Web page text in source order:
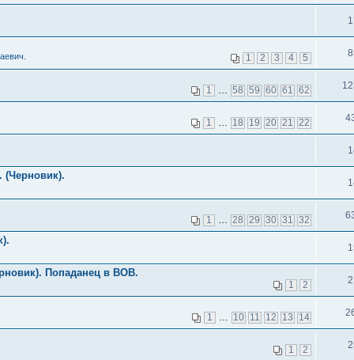
1 2 3 4 5
1 … 58 59 60 61 62
1 … 18 19 20 21 22
(Черновик).
1 … 28 29 30 31 32
Попаданец в ВОВ.
1 2
1 … 10 11 12 13 14
1 2